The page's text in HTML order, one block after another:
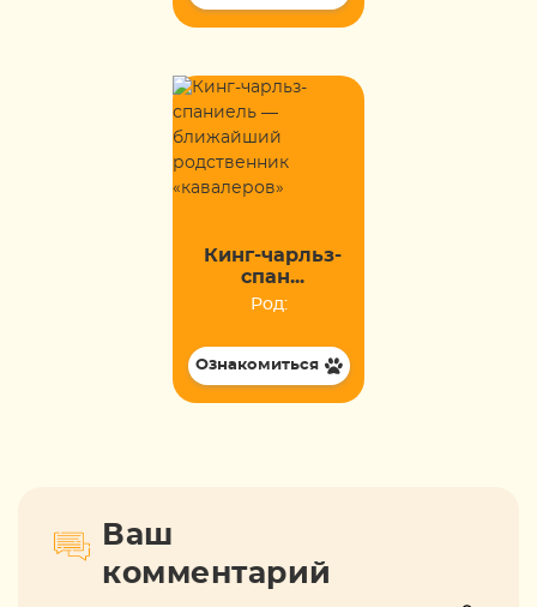
Кинг-чарльз-
спан...
Род:
Ознакомиться
Ваш
комментарий